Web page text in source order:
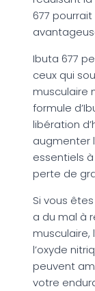
677
Ibuta 677
ceux qui
musculaire
formule
libération
augmenter
essentiels
perte de
Si vous
a du mal à
l’oxyde
peuvent
votre